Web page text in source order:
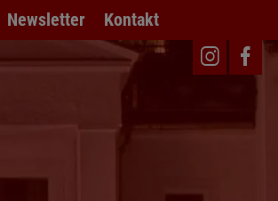
Newsletter Kontakt